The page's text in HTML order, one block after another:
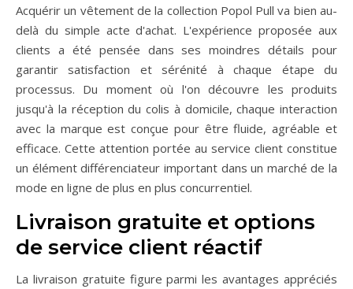
Acquérir un vêtement de la collection Popol Pull va bien au-
delà du simple acte d'achat. L'expérience proposée aux
clients a été pensée dans ses moindres détails pour
garantir satisfaction et sérénité à chaque étape du
processus. Du moment où l'on découvre les produits
jusqu'à la réception du colis à domicile, chaque interaction
avec la marque est conçue pour être fluide, agréable et
efficace. Cette attention portée au service client constitue
un élément différenciateur important dans un marché de la
mode en ligne de plus en plus concurrentiel.
Livraison gratuite et options
de service client réactif
La livraison gratuite figure parmi les avantages appréciés